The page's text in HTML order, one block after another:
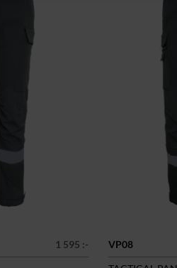
1 595 :-
VP08